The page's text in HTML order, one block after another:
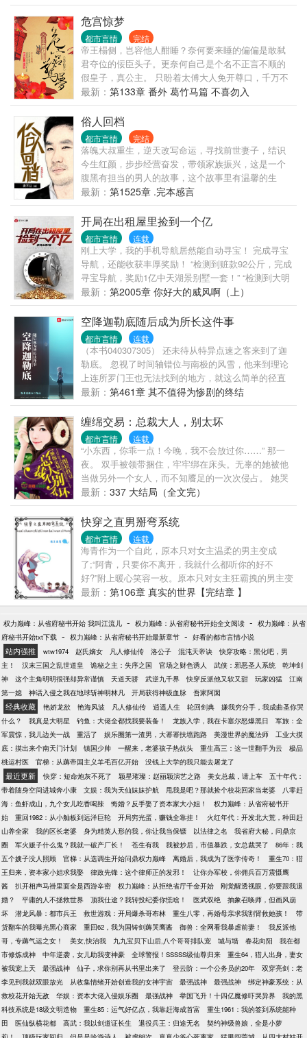
的恶魔
危宫惊梦
都市言情 完结
帝王榻侧，岂容他人酣睡？奈何要来睡的偏偏是敢弑
君夺位的佞臣头子。更奈何自己是个名不正言不顺的
假皇子，真公主。 只盼着太傅大人免开尊口，千万不
要三五不时提起：“今儿是良辰吉日，皇帝您该驾崩
了。”她这个冒牌的皇帝宁可舍弃皇位浪迹天涯，过那
逍遥的日子。 什么？龙椅他要坐，龙床他要睡，龙椅
上的人他也不放过！ 主虽然阴狠，但是疼老婆~~
最新： 第133章 番外 葛竹马篇 不喜勿入
俗人回档
都市言情 完结
落魄大叔重生，逆天改写命运，寻找前世妻子，结识
今生红颜，步步经营奋发，带领家族振兴，这是一个
腹黑有担当的男人的故事，这个故事里有温馨的生
活，有铿锵的命运，有多彩的旅程。庚不让官方粉丝
群：317610141（入群须验证订阅和粉丝值截图）俗人
群：375632241
最新： 第1525章 .完本感言
开局在出租屋里捡到一个亿
都市言情 连载
刚上大学，我的手机导航居然能自动寻宝！ 完成寻宝
导航，还能收获丰厚奖励！ “检测到赃款92公斤，完成
寻宝导航，奖励1亿中天湖景别墅一套！” “检测到大明
星夏秋即将遇险，完成机缘导航，奖励现金1个亿！”
“检测到10斤*头金一块，完成寻宝导航，奖励价值6亿
的远方文创置60%股份！” “……” 看着手机导航不断自
动寻宝，以及完成寻宝导航之后的丰富奖励，叶枫表
示： “从今天起，四大比王的那四句名言，将从我的口
中说出！
最新： 第2005章 你好大的威风啊（上）
空降迦勒底随后成为所长这件事
都市言情 连载
（本书040307305） 还未待从特异点速之客来到了迦
勒底。 忽视了时间轴错位与南极的风雪，他来到理论
上连所罗门王也无法找到的地方，就这么简单的径直
走了进来。 “各位注意，从现在开始，我将合法接管整
个迦勒底。也就是说，我将是你们的新任所长———
你们就叫我阿尼姆斯菲亚好了。” 月，>
最新： 第461章 其不值得为惨剧的终结
缠绵交易：总裁大人，别太坏
都市言情 连载
“小东西，你乖一点！今晚，我不会放过你……” 那一
夜。 双手被领带捆住，牢牢绑在床头。无辜的她被他
当做另外一个女人，而不知餍足的一次次侵占。 她哭
成泪人。 他可知道，现在睡在他身下，被他肆意折磨
的人，明天就要成为他的嫂子？ …………………… 她
是准新娘，豪门准媳妇，人人羡慕不已。 可意外的一
夜，却被人设计，> 翌日，站在教堂内。闺蜜却突然
闯进婚礼，撕开她身上的婚纱。 面对那一身青青紫紫
的吻痕，身为伴郎的‘小叔’一脸鄙夷，讽她不知廉耻。
她笑着落泪。丢了头纱，转身离去。若他知道，这一
身吻痕都是他自己一手造就的，会不会也骂自己无
耻？ ………… 几年后，带着孩子重新回到这个城市。
早已不在人世，连同他也消失不见。 可没想到，以为
永生不会再见的人，竟还会再遇。 ………… 他不断的
羞辱她，只为报仇。而后来，为什么又突然说要爱
她，要娶她？ 她傻傻的信了，却不想…… 宣布婚讯的
当天，他竟挽着另外一个女人出现。 ………… 豆子是
新人，希望大家多多疼爱。【收藏】+【推荐】
╭(╯3╰)╮
最新： 337 大结局（全文完）
快穿之直男掰弯系统
都市言情 连载
海青作为一个自此，原本只对女主温柔的男主变成
了;“阿青，只要你不离开，我就什么都听你的好不
好?”附上暖心笑容一枚。原本只对女主狂霸拽的男主变
成了：“阿青，你要是敢离开，我就亲手打断你的
腿！”附上嗜血笑容一枚。原本只对女主邪魅的男主变
成了：“阿青，不要离开哦~后果你不想知道的。”附上
妖孽笑容一枚。 ......海青说：“滚！劳资是直的！”本书
又名#我的任务世界里的男主都是些死基佬# #病娇男
主老是强迫我跟着他一起搞基# #我不搞基男主就黑化
#作者一开始写文全凭一腔热血！完全不知道一些写文
的小技巧如第一章三千字吸引读者:)）后来有慢慢改过
来，如果想弃文的话可以多看几章在考虑么:)。公告：
天万字更新掉落（分三章），求小天使们支持(
最新： 第106章 真实的世界【完结章 】
权力巅峰：从省府秘书开始 我叫江流儿 - 权力巅峰：从省府秘书开始全文阅读 - 权力巅峰：从省
府秘书开始txt下载 - 权力巅峰：从省府秘书开始最新章节 - 好看的都市言情小说
站内强推 wtw1974 赵氏嫡女 凡人修仙传 洛公子 混沌天帝诀
快穿攻略：黑化吧，男
主！
汉末三国之乱世道皇 诡秘之主：失序之国 官场之财色诱人 武侠：邪恶圣人系统
乾坤剑
神
这个主角明明很强却异常谨慎 天道天骄 武逆九千界 快穿反派他又软又甜 玩家凶猛
江南
第一媳
神话入侵之我在地球斩神明林凡 开局获得神级血脉 吾家阿囡
经典收藏 艳娇龙欲 艳海风波 凡人修仙传 逍遥人生 轮回剑典
嫌我穷分手，我成曲圣你哭
什么？
我真是大明星 钓鱼：大佬全都找我要装备！ 龙族入学，我在卡塞尔怒爆黑日
军旅：全
军震惊，我儿边关一战
重活了 娱乐圈第一渣男，大幂幂扶墙跑路 美漫世界的魔法师
工业大摸
底：摸出来个南天门计划
镇国少帅 一醒来，老婆孩子热炕头 重生高三：这一世翻手为云
极品
桃运村医
官梯：从薅帝国主义羊毛百亿开始 没钱上大学的我只能去屠龙了
最近更新 快穿：短命炮灰不死了 颖星璀璨：赵丽颖演艺之路 美女总裁，请上车
五十年代：
带着随身空间进城奔小康
文娱：我为天仙妹妹护航 甩我是吧？那就捡个校花回家当老婆
八零赶
海：鱼虾成山，九个女儿吃香喝辣
悔婚？反手娶了资本家大小姐！
权力巅峰：从省府秘书开
始
重回1982：从小舢板到远洋巨轮 开局穷光蛋，赚钱全靠挂！
火红年代：开发北大荒，种田赶
山养全家
我的区长老婆 身为精英人形的我，你让我当保镖 以法律之名
我省府大秘，问鼎京
圈
军火贩子什么鬼？我就一破产厂长！ 苍生有我 我被炒后，市值暴跌，女总裁哭了
86年：我
五个嫂子没人照顾
官梯：从选调生开始问鼎权力巅峰 离婚后，我成为了医学传奇！
重生70：猎
王归来，资本家小姐求我娶
律政先锋：这个律师正的发邪！
让你办军校，你佣兵百万震慑鹰
酱
扒开相声马褂里面全是西游辛密 权力巅峰：从拒绝省厅千金开始
刚觉醒透视眼，你要跟我退
婚？
平庸的人不拯救世界 顶我仕途？我转投纪委你慌啥！ 医武双绝
抽象召唤师，但画风崩
坏
潜龙风暴：都市兵王 救世游戏：开局爆杀哥布林 重生八零，再婚母亲求我割肾救她孩！
带
货翻车的我曝光黑心商家
重回62，我为国铸剑薅哭鹰酱 御兽：全网看我暴虐前妻！
我反派他
哥，专薅气运之女！
美女,快治我 九九宝贝下山后,八个哥哥排队宠 城与墙 春花向阳
我在都
市修炼成神
中年逆袭，女儿助我变神豪 全球警报！SSSSS级仙尊归来
重生64，猎人出身，妻女
被我宠上天
最强战神 仙子，求你别再从书里出来了 登云阶：一个公务员的20年
双穿亮剑：老
李见到我就双眼放光
从收集情绪开始创造我的女神宇宙 最强战神 最强战神
绑定神豪系统：从
救校花开始无敌
华娱：资本大佬入侵娱乐圈 最强战神 举国飞升！十四亿魔修吓哭异界
我的黑
科技系统是18级文明造物
重生85：运气好亿点，我靠赶海成首富
重生1961：我的签到系统能种
田
医仙纵横花都 高武：我以剑道证长生 退役兵王：归途无名
契约神级兽娘，全是小萝